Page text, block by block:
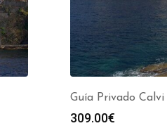
Guía Privado Calvi
309.00€